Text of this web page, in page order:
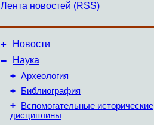
Лента новостей (RSS)
+ Новости
–
Наука
+ Археология
+ Библиография
+
Вспомогательные исторические
дисциплины